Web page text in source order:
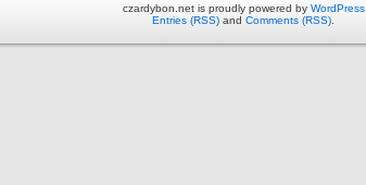
czardybon.net is proudly powered by WordPress
Entries (RSS) and Comments (RSS)